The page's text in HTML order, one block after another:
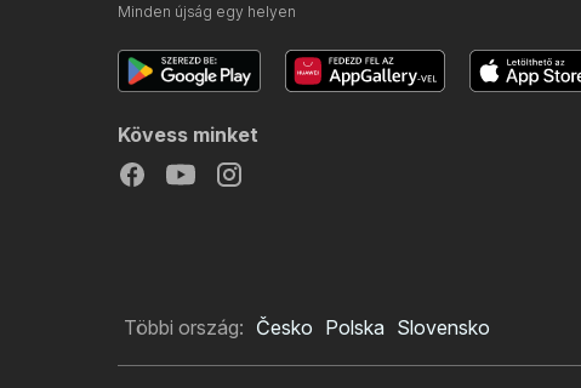
Minden újság egy helyen
Kövess minket
Többi ország: Česko Polska Slovensko